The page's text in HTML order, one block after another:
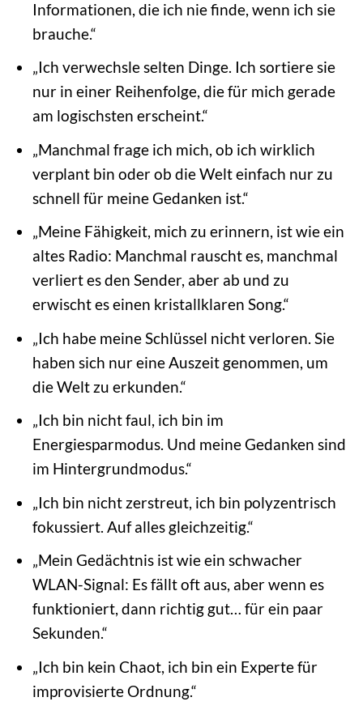
Informationen, die ich nie finde, wenn ich sie
brauche.“
„Ich verwechsle selten Dinge. Ich sortiere sie
nur in einer Reihenfolge, die für mich gerade
am logischsten erscheint.“
„Manchmal frage ich mich, ob ich wirklich
verplant bin oder ob die Welt einfach nur zu
schnell für meine Gedanken ist.“
„Meine Fähigkeit, mich zu erinnern, ist wie ein
altes Radio: Manchmal rauscht es, manchmal
verliert es den Sender, aber ab und zu
erwischt es einen kristallklaren Song.“
„Ich habe meine Schlüssel nicht verloren. Sie
haben sich nur eine Auszeit genommen, um
die Welt zu erkunden.“
„Ich bin nicht faul, ich bin im
Energiesparmodus. Und meine Gedanken sind
im Hintergrundmodus.“
„Ich bin nicht zerstreut, ich bin polyzentrisch
fokussiert. Auf alles gleichzeitig.“
„Mein Gedächtnis ist wie ein schwacher
WLAN-Signal: Es fällt oft aus, aber wenn es
funktioniert, dann richtig gut… für ein paar
Sekunden.“
„Ich bin kein Chaot, ich bin ein Experte für
improvisierte Ordnung.“